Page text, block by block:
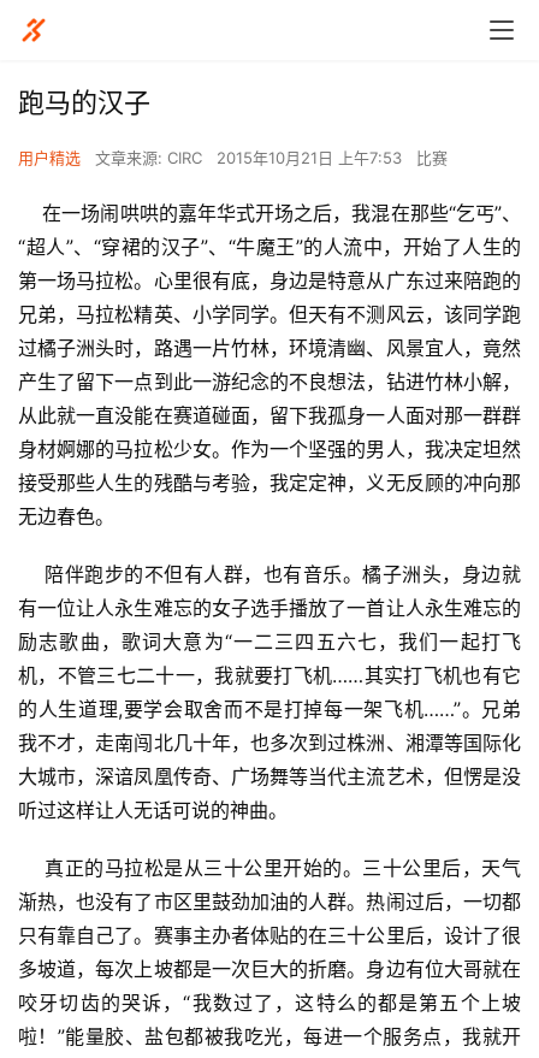
跑马的汉子
用户精选 文章来源: CIRC 2015年10月21日 上午7:53 比赛
在一场闹哄哄的嘉年华式开场之后，我混在那些“乞丐”、
“超人”、“穿裙的汉子”、“牛魔王”的人流中，开始了人生的
第一场马拉松。心里很有底，身边是特意从广东过来陪跑的
兄弟，马拉松精英、小学同学。但天有不测风云，该同学跑
过橘子洲头时，路遇一片竹林，环境清幽、风景宜人，竟然
产生了留下一点到此一游纪念的不良想法，钻进竹林小解，
从此就一直没能在赛道碰面，留下我孤身一人面对那一群群
身材婀娜的马拉松少女。作为一个坚强的男人，我决定坦然
接受那些人生的残酷与考验，我定定神，义无反顾的冲向那
无边春色。
陪伴跑步的不但有人群，也有音乐。橘子洲头，身边就
有一位让人永生难忘的女子选手播放了一首让人永生难忘的
励志歌曲，歌词大意为“一二三四五六七，我们一起打飞
机，不管三七二十一，我就要打飞机……其实打飞机也有它
的人生道理,要学会取舍而不是打掉每一架飞机……”。兄弟
我不才，走南闯北几十年，也多次到过株洲、湘潭等国际化
大城市，深谙凤凰传奇、广场舞等当代主流艺术，但愣是没
听过这样让人无话可说的神曲。
真正的马拉松是从三十公里开始的。三十公里后，天气
渐热，也没有了市区里鼓劲加油的人群。热闹过后，一切都
只有靠自己了。赛事主办者体贴的在三十公里后，设计了很
多坡道，每次上坡都是一次巨大的折磨。身边有位大哥就在
咬牙切齿的哭诉，“我数过了，这特么的都是第五个上坡
啦！”能量胶、盐包都被我吃光，每进一个服务点，我就开